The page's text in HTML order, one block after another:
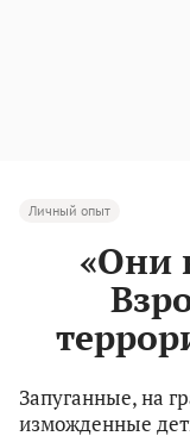
Личный опыт
«Они
Запуганные, на
изможденные